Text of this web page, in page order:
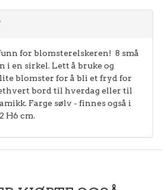
for blomsterelskeren! 8 små
i en sirkel. Lett å bruke og
blomster for å bli et fryd for
bord til hverdag eller til
Farge sølv - finnes også i
H6 cm.